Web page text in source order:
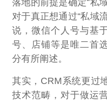
对于真正想通过“私域
说，微信个人号与基
号、店铺等是唯二首
分有所阐述。
其实，CRM系统更过
技术范畴，对于做运